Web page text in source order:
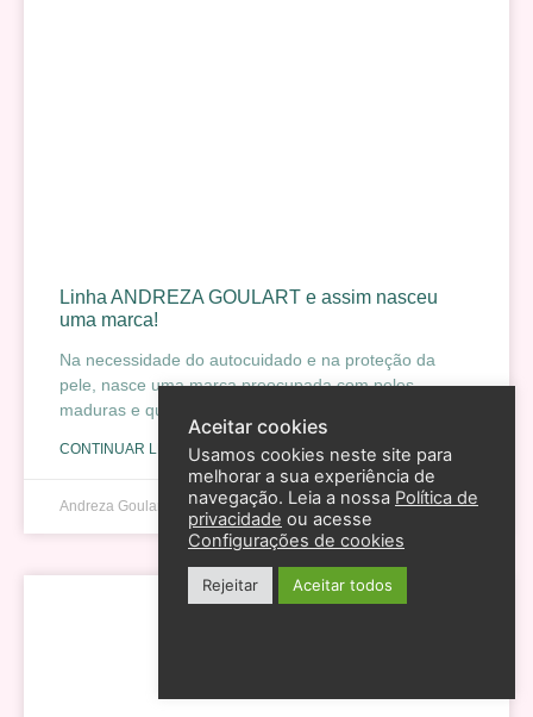
Linha ANDREZA GOULART e assim nasceu
uma marca!
Na necessidade do autocuidado e na proteção da
pele, nasce uma marca preocupada com peles
maduras e que incentiva o amor próprio.
CONTINUAR LENDO »
Andreza Goulart 22 de agosto de 2023
Aceitar cookies
Usamos cookies neste site para
melhorar a sua experiência de
navegação. Leia a nossa Política de
privacidade ou acesse
Configurações de cookies
Rejeitar Aceitar todos